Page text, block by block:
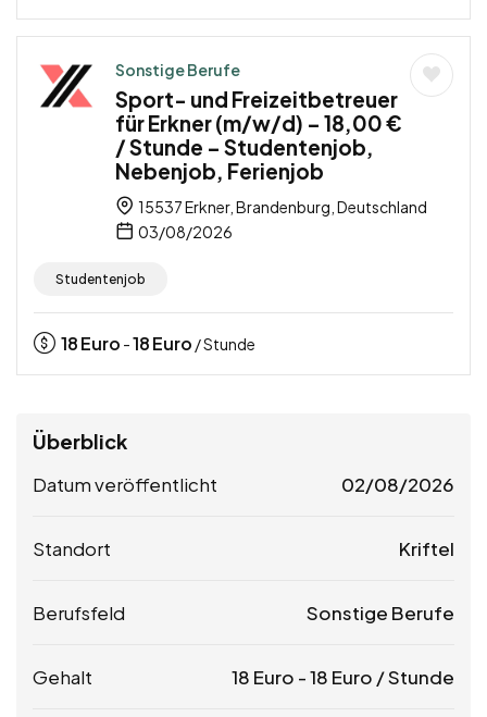
Sonstige Berufe
Sport- und Freizeitbetreuer
für Erkner (m/w/d) – 18,00 €
/ Stunde – Studentenjob,
Nebenjob, Ferienjob
15537 Erkner, Brandenburg, Deutschland
03/08/2026
Studentenjob
18Euro -18Euro / Stunde
Überblick
Datum veröffentlicht 02/08/2026
Standort Kriftel
Berufsfeld Sonstige Berufe
Gehalt 18 Euro -18 Euro / Stunde